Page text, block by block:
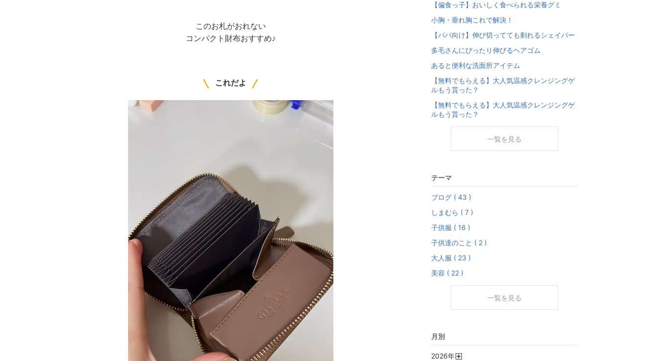
このお札がおれない
コンパクト財布おすすめ♪
これだよ
【偏食っ子】おいしく食べられる栄養グミ
小胸・垂れ胸これで解決！
【パパ向け】伸び切ってても剃れるシェイバー
多毛さんにぴったり伸びるヘアゴム
あると便利な洗面所アイテム
【無料でもらえる】大人気温感クレンジングゲ
ルもう貰った？
【無料でもらえる】大人気温感クレンジングゲ
ルもう貰った？
一覧を見る
テーマ
ブログ ( 43 )
しまむら ( 7 )
子供服 ( 16 )
子供達のこと ( 2 )
大人服 ( 23 )
美容 ( 22 )
一覧を見る
月別
2026年